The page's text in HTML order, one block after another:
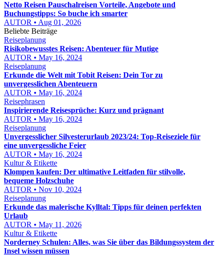
Netto Reisen Pauschalreisen Vorteile, Angebote und
Buchungstipps: So buche ich smarter
AUTOR • Aug 01, 2026
Beliebte Beiträge
Reiseplanung
Risikobewusstes Reisen: Abenteuer für Mutige
AUTOR • May 16, 2024
Reiseplanung
Erkunde die Welt mit Tobit Reisen: Dein Tor zu
unvergesslichen Abenteuern
AUTOR • May 16, 2024
Reisephrasen
Inspirierende Reisesprüche: Kurz und prägnant
AUTOR • May 16, 2024
Reiseplanung
Unvergesslicher Silvesterurlaub 2023/24: Top-Reiseziele für
eine unvergessliche Feier
AUTOR • May 16, 2024
Kultur & Etikette
Klompen kaufen: Der ultimative Leitfaden für stilvolle,
bequeme Holzschuhe
AUTOR • Nov 10, 2024
Reiseplanung
Erkunde das malerische Kylltal: Tipps für deinen perfekten
Urlaub
AUTOR • May 11, 2026
Kultur & Etikette
Norderney Schulen: Alles, was Sie über das Bildungssystem der
Insel wissen müssen